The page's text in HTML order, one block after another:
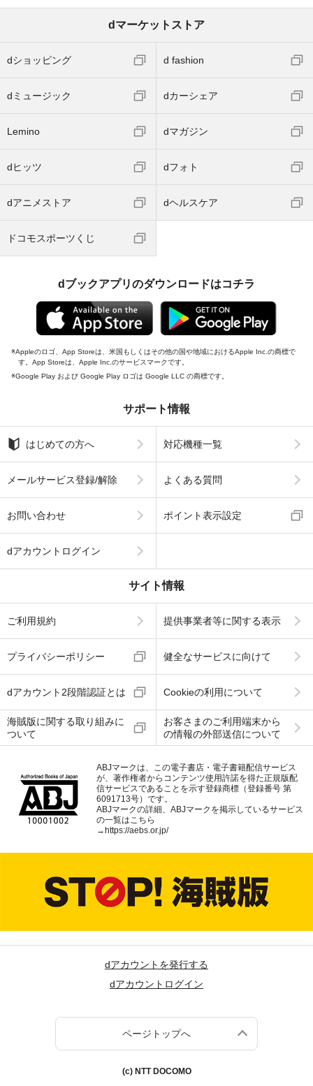
dマーケットストア
dショッピング d fashion
dミュージック dカーシェア
Lemino dマガジン
dヒッツ dフォト
dアニメストア dヘルスケア
ドコモスポーツくじ
dブックアプリのダウンロードはコチラ
Appleのロゴ、App Storeは、米国もしくはその他の国や地域におけるApple Inc.の商標で
す。App Storeは、Apple Inc.のサービスマークです。
Google Play および Google Play ロゴは Google LLC の商標です。
サポート情報
はじめての方へ 対応機種一覧
メールサービス登録/解除 よくある質問
お問い合わせ ポイント表示設定
dアカウントログイン
サイト情報
ご利用規約 提供事業者等に関する表示
プライバシーポリシー 健全なサービスに向けて
dアカウント2段階認証とは Cookieの利用について
海賊版に関する取り組みに
ついて
お客さまのご利用端末から
の情報の外部送信について
ABJマークは、この電子書店・電子書籍配信サービス
が、著作権者からコンテンツ使用許諾を得た正規版配
信サービスであることを示す登録商標（登録番号 第
6091713号）です。
ABJマークの詳細、ABJマークを掲示しているサービス
の一覧はこちら
→https://aebs.or.jp/
dアカウントを発行する
dアカウントログイン
ページトップへ
(c) NTT DOCOMO